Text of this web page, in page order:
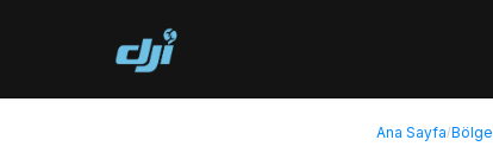
Ana Sayfa/Bölge